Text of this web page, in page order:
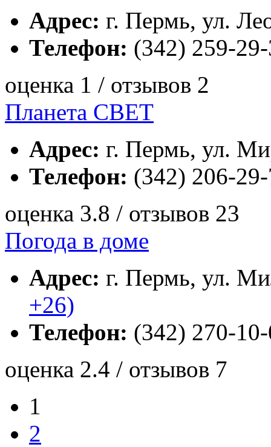
Адрес: г. Пермь, ул.
Телефон: (342) 259-
оценка 1 / отзывов 2
Планета СВЕТ
Адрес: г. Пермь, ул.
Телефон: (342) 206-
оценка 3.8 / отзывов 23
Погода в доме
Адрес: г. Пермь, ул.
+26)
Телефон: (342) 270-
оценка 2.4 / отзывов 7
1
2